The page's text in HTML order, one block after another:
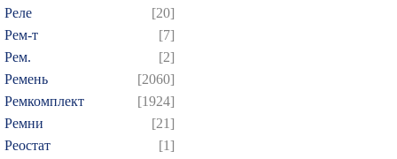
Реле
[20]
Рем-т
[7]
Рем.
[2]
Ремень
[2060]
Ремкомплект
[1924]
Ремни
[21]
Реостат
[1]